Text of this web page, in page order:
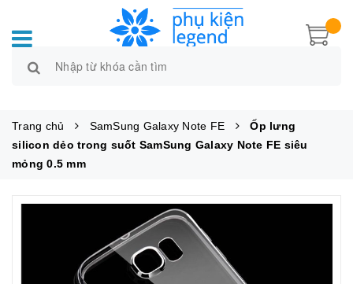
Trang chủ SamSung Galaxy Note FE
Ốp lưng
silicon dẻo trong suốt SamSung Galaxy Note FE siêu
mỏng 0.5 mm